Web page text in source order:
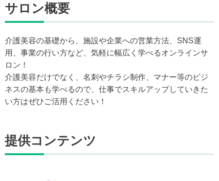
サロン概要
介護美容の基礎から、施設や企業への営業方法、SNS運
用、事業の行い方など、気軽に幅広く学べるオンラインサ
ロン！
介護美容だけでなく、名刺やチラシ制作、マナー等のビジ
ネスの基本も学べるので、仕事でスキルアップしていきた
い方はぜひご活用ください！
提供コンテンツ